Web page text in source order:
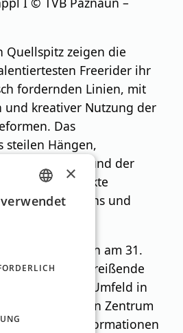
Quellspitz zeigen die
Freerider ihr
fordernden Linien, mit
und kreativer Nutzung der
Das
steilen Hängen,
und der
bietet perfekte
Runs und
Event, das nun am 31.
für eine mitreißende
die das alpine Umfeld in
zum pulsierenden Zentrum
Weitere Informationen
GERMAN
×